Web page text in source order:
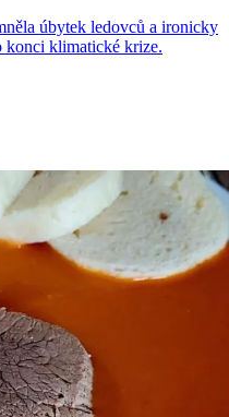
úbytek ledovců a ironicky
klimatické krize.